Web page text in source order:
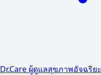
Dr.Care ผู้ดูแลสุขภาพอัจฉริยะ